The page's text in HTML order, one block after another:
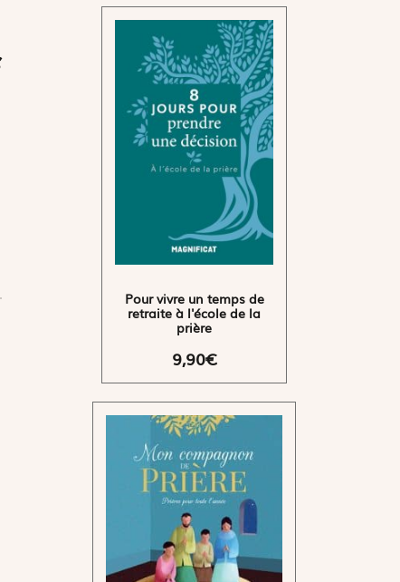
Pour vivre un temps de
retraite à l'école de la
prière
9,90€